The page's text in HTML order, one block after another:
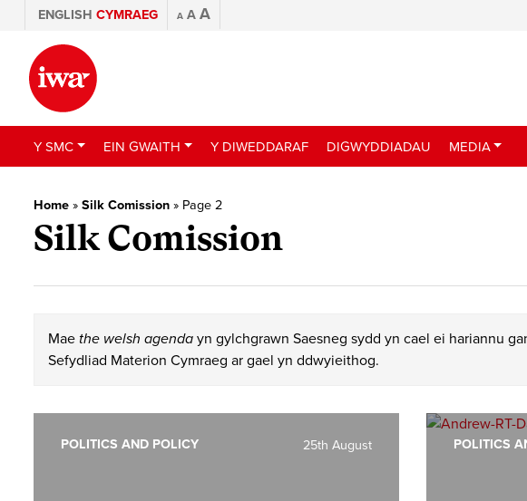
ENGLISH CYMRAEG A A A
Y SMC EIN GWAITH Y DIWEDDARAF DIGWYDDIADAU MEDIA
Home » Silk Comission » Page 2
Silk Comission
Mae the welsh agenda yn gylchgrawn Saesneg sydd yn cael ei hariannu
Sefydliad Materion Cymraeg ar gael yn ddwyieithog.
25th August
POLITICS AND POLICY POLITICS